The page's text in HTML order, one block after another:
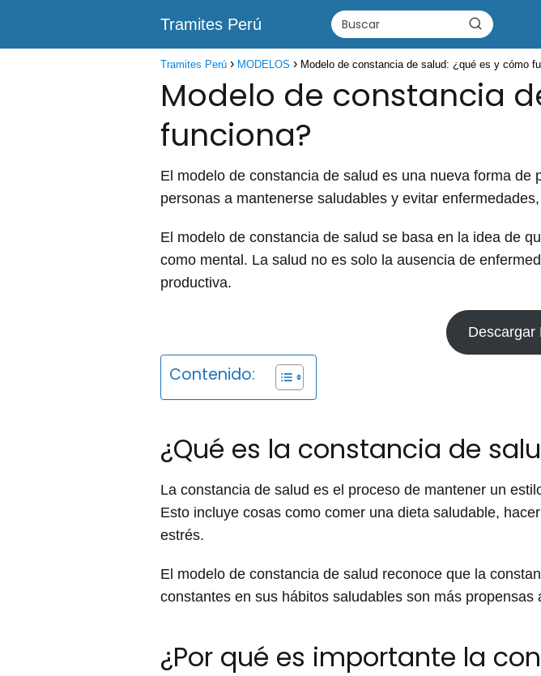
Tramites Perú
Tramites Perú MODELOS Modelo de constancia de salud: ¿qué es y cómo
Modelo de constancia
funciona?
El modelo de constancia de salud es una nueva forma
personas a mantenerse saludables y evitar
El modelo de constancia de salud se basa en la idea de
como mental. La salud no es solo la ausencia de
productiva.
Descargar
Contenido:
¿Qué es la constancia de
La constancia de salud es el proceso de mantener un
Esto incluye cosas como comer una dieta saludable,
estrés.
El modelo de constancia de salud reconoce que la
constantes en sus hábitos saludables son más
¿Por qué es importante la